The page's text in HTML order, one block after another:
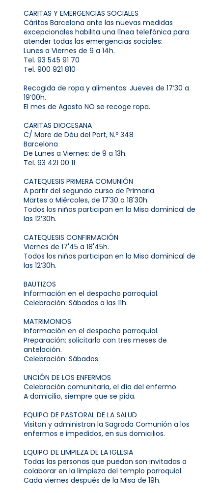
CARITAS Y EMERGENCIAS SOCIALES
Cáritas Barcelona ante las nuevas medidas
excepcionales habilita una línea telefónica para
atender todas las emergencias sociales:
Lunes a Viernes de 9 a 14h.
Tel. 93 545 91 70
Tel. 900 921 810
Recogida de ropa y alimentos: Jueves de 17’30 a
19’00h.
El mes de Agosto NO se recoge ropa.
CARITAS DIOCESANA
C/ Mare de Déu del Port, N.º 348
Barcelona
De Lunes a Viernes: de 9 a 13h.
Tel. 93 421 00 11
CATEQUESIS PRIMERA COMUNIÓN
A partir del segundo curso de Primaria.
Martes o Miércoles, de 17'30 a 18'30h.
Todos los niños participan en la Misa dominical de
las 12’30h.
CATEQUESIS CONFIRMACIÓN
Viernes de 17'45 a 18'45h.
Todos los niños participan en la Misa dominical de
las 12’30h.
BAUTIZOS
Información en el despacho parroquial.
Celebración: Sábados a las 11h.
MATRIMONIOS
Información en el despacho parroquial.
Preparación: solicitarlo con tres meses de
antelación.
Celebración: Sábados.
UNCIÓN DE LOS ENFERMOS
Celebración comunitaria, el día del enfermo.
A domicilio, siempre que se pida.
EQUIPO DE PASTORAL DE LA SALUD
Visitan y administran la Sagrada Comunión a los
enfermos e impedidos, en sus domicilios.
EQUIPO DE LIMPIEZA DE LA IGLESIA
Todas las personas que puedan son invitadas a
colaborar en la limpieza del templo parroquial.
Cada viernes después de la Misa de 19h.